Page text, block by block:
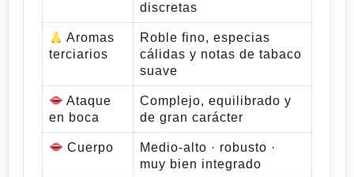
discretas
Aromas
terciarios
Roble fino, especias
cálidas y notas de tabaco
suave
Ataque
en boca
Complejo, equilibrado y
de gran carácter
Cuerpo
Medio-alto · robusto ·
muy bien integrado